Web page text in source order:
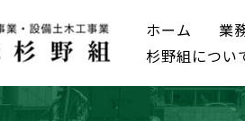
ホーム 業
杉野組につい